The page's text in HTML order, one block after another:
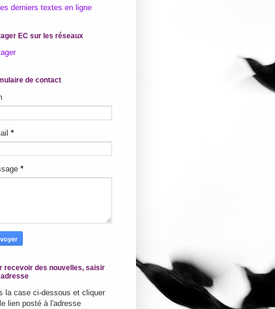
Les derniers textes en ligne
EC sur les réseaux
de contact
*
*
recevoir des nouvelles, saisir
la case ci-dessous et cliquer
lien posté à l'adresse